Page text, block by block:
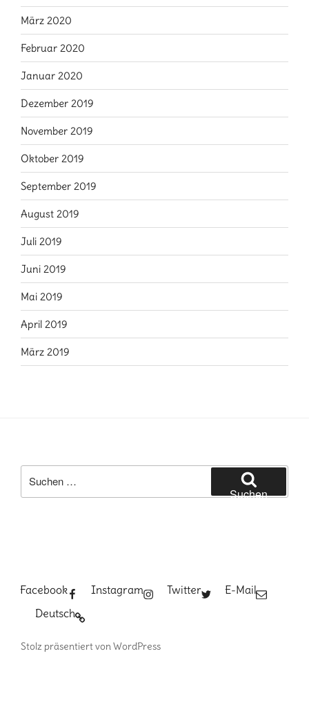
März 2020
Februar 2020
Januar 2020
Dezember 2019
November 2019
Oktober 2019
September 2019
August 2019
Juli 2019
Juni 2019
Mai 2019
April 2019
März 2019
nach:
Suchen
Facebook Instagram Twitter
E-Mail
Deutsch
Stolz präsentiert von WordPress